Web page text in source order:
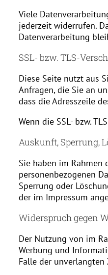
Viele
jederzeit widerrufen.
Datenverarbeitung
SSL- bzw. TLS-
Diese Seite nutzt aus
Anfragen, die Sie an
dass die Adresszeile
Wenn die SSL- bzw.
Auskunft, Sperrung,
Sie haben im
personenbezogenen
Sperrung oder
der im Impressum
Widerspruch gegen
Der Nutzung von im
Werbung und
Falle der unverlangten